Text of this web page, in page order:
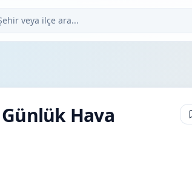
ilçe ara
Hava